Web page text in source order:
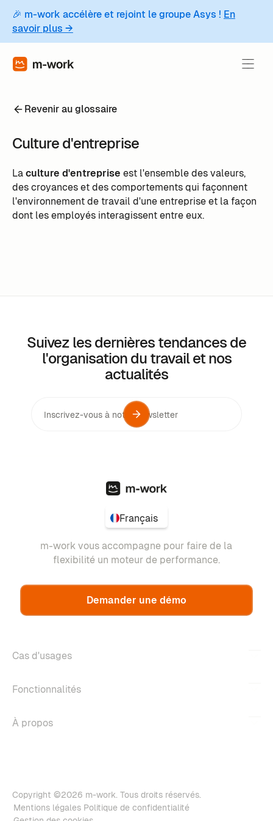
🎉 m-work accélère et rejoint le groupe Asys ! En
savoir plus →
Revenir au glossaire
Culture d'entreprise
Laculture d'entreprise est l'ensemble des valeurs,
des croyances et des comportements qui façonnent
l'environnement de travail d'une entreprise et la façon
dont les employés interagissent entre eux.
Suivez les dernières tendances de
l'organisation du travail et nos
actualités
Français
m-work vous accompagne pour faire de la
flexibilité un moteur de performance.
Demander une démo
Cas d'usages
Fonctionnalités
À propos
Copyright ©2026 m-work. Tous droits réservés.
Mentions légales Politique de confidentialité